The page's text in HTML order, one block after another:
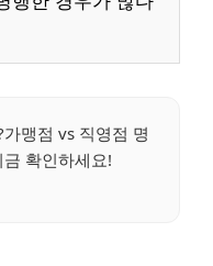
맹점 vs 직영점 명
확인하세요!